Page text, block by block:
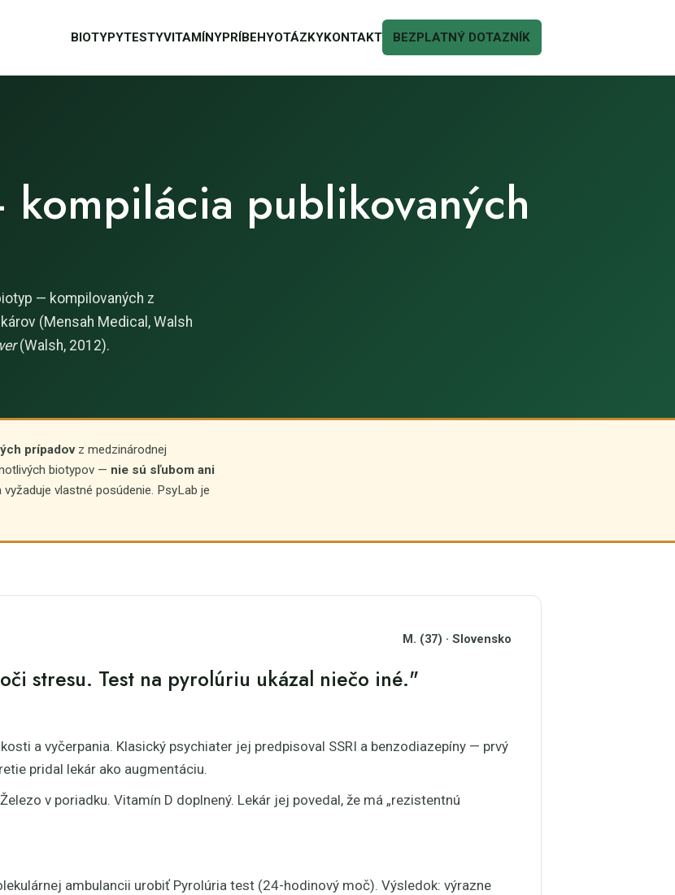
BIOTYPYTESTYVITAMÍNYPRÍBEHYOTÁZKYKONTAKT BEZPLATNÝ DOTAZNÍK
publikovaných
— kompilovaných z
(Mensah Medical, Walsh
(Walsh, 2012).
prípadovz medzinárodnej
biotypov — nie sú sľubom ani
vlastné posúdenie. PsyLab je
M. (37) · Slovensko
stresu. Test na pyrolúriu ukázal niečo iné."
a vyčerpania. Klasický psychiater jej predpisoval SSRI a benzodiazepíny — prvý
pridal lekár ako augmentáciu.
v poriadku. Vitamín D doplnený. Lekár jej povedal, že má „rezistentnú
ambulancii urobiť Pyrolúria test (24-hodinový moč). Výsledok: výrazne